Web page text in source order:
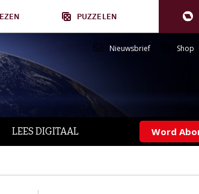
PUZZELEN
Nieuwsbrief Shop
LEES DIGITAAL Word